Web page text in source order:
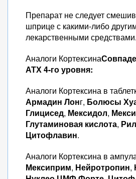
Препарат не следует
шприце с какими-либо
лекарственными средствами.
Аналоги Кортексина
АТХ 4-го уровня:
Аналоги Кортексина в
Армадин Лонг, Болюсы
Глицисед, Мексидол,
Глутаминовая кислота,
Цитофлавин.
Аналоги Кортексина в
Мексиприм, Нейротропин,